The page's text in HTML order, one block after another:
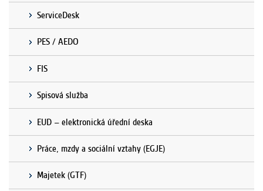
ServiceDesk
PES / AEDO
FIS
Spisová služba
EUD – elektronická úřední deska
Práce, mzdy a sociální vztahy (EGJE)
Majetek (GTF)